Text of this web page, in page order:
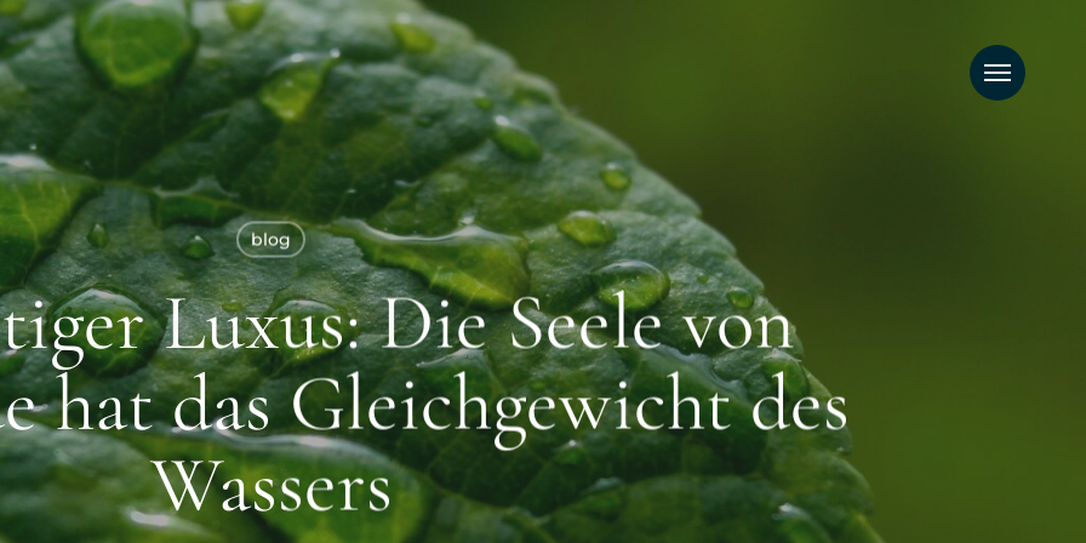
Menu
blog
Luxus: Die Seele von
hat das Gleichgewicht des
Wassers